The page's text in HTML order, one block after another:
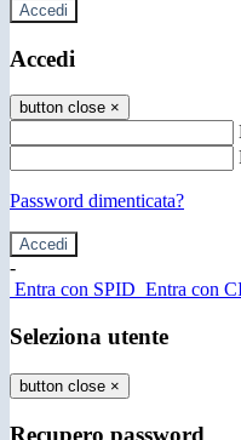
Accedi
Accedi
button close ×
Password dimenticata?
-
Entra con SPID Entra con
Seleziona utente
button close ×
Recupero password